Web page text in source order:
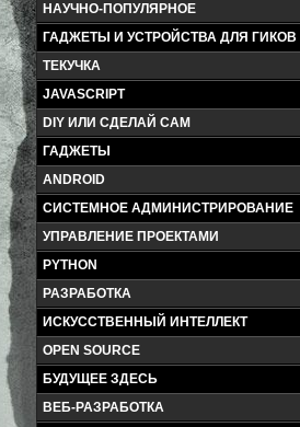
НАУЧНО-ПОПУЛЯРНОЕ
ГАДЖЕТЫ И УСТРОЙСТВА ДЛЯ ГИКОВ
ТЕКУЧКА
JAVASCRIPT
DIY ИЛИ СДЕЛАЙ САМ
ГАДЖЕТЫ
ANDROID
СИСТЕМНОЕ АДМИНИСТРИРОВАНИЕ
УПРАВЛЕНИЕ ПРОЕКТАМИ
PYTHON
РАЗРАБОТКА
ИСКУССТВЕННЫЙ ИНТЕЛЛЕКТ
OPEN SOURCE
БУДУЩЕЕ ЗДЕСЬ
ВЕБ-РАЗРАБОТКА